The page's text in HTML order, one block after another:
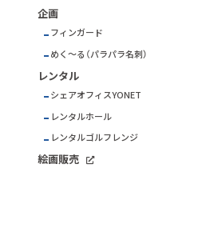
企画
フィンガード
めく～る（パラパラ名刺）
レンタル
シェアオフィスYONET
レンタルホール
レンタルゴルフレンジ
絵画販売